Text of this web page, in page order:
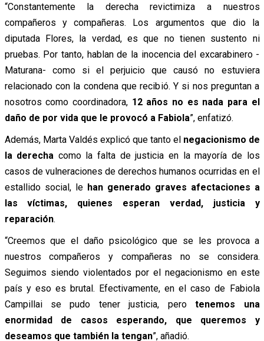
“Constantemente la derecha revictimiza a nuestros
compañeros y compañeras. Los argumentos que dio la
diputada Flores, la verdad, es que no tienen sustento ni
pruebas. Por tanto, hablan de la inocencia del excarabinero -
Maturana- como si el perjuicio que causó no estuviera
relacionado con la condena que recibió. Y si nos preguntan a
nosotros como coordinadora, 12 años no es nada para el
daño de por vida que le provocó a Fabiola”, enfatizó.
Además, Marta Valdés explicó que tanto el negacionismo de
la derecha como la falta de justicia en la mayoría de los
casos de vulneraciones de derechos humanos ocurridas en el
estallido social, le han generado graves afectaciones a
las víctimas, quienes esperan verdad, justicia y
reparación.
“Creemos que el daño psicológico que se les provoca a
nuestros compañeros y compañeras no se considera.
Seguimos siendo violentados por el negacionismo en este
país y eso es brutal. Efectivamente, en el caso de Fabiola
Campillai se pudo tener justicia, perotenemos una
enormidad de casos esperando, que queremos y
deseamos que también la tengan”, añadió.